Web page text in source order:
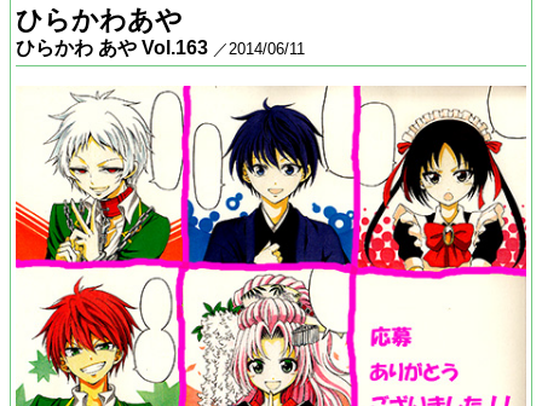
ひらかわあや
ひらかわ あや Vol.163 ／2014/06/11